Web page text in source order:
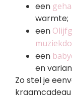
een
warmte;
een
een
en
Zo stel je